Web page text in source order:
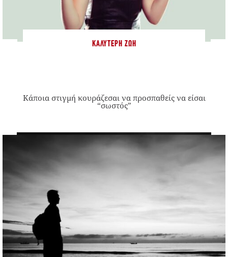
ΚΑΛΎΤΕΡΗ ΖΩΉ
Κάποια στιγμή κουράζεσαι να προσπαθείς να είσαι
“σωστός”